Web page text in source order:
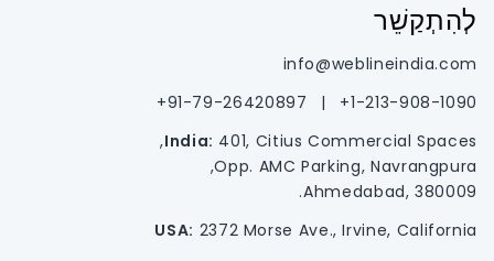
לְהִתְקַשֵׁר
info@weblineindia.com
1-213-908-1090+
|
91-79-26420897+
India: 401, Citius Commercial Spaces,
Opp. AMC Parking, Navrangpura,
Ahmedabad, 380009.
USA: 2372 Morse Ave., Irvine, California